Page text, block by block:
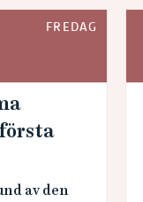
FREDAG
av den